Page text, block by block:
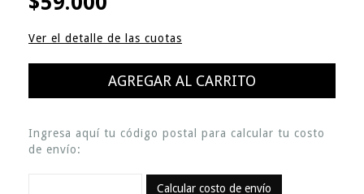
Ver el detalle de las cuotas
Ingresa aquí tu código postal para calcular tu costo
de envío:
Calcular costo de envío